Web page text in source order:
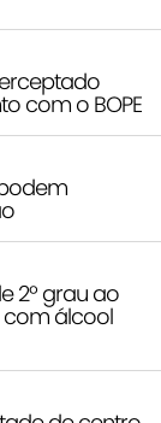
com o BOPE
2º grau ao
álcool